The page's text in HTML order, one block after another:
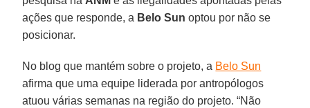
ações que responde, a Belo Sun optou por não se
posicionar.
No blog que mantém sobre o projeto, a Belo Sun
afirma que uma equipe liderada por antropólogos
atuou várias semanas na região do projeto. “Não